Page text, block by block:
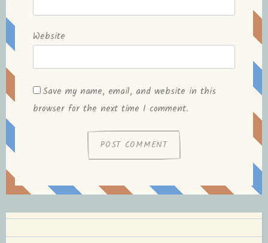
Website
Save my name, email, and website in this
browser for the next time I comment.